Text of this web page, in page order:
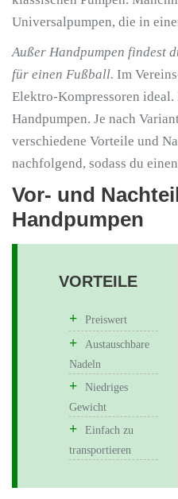
Universalpumpen, die in
Außer Handpumpen findest
für einen Fußball. Im
Elektro-Kompressoren ideal.
Handpumpen. Je nach
verschiedene Vorteile und
nachfolgend, sodass du
Vor- und
Handpumpen
VORTEILE
Preiswert
Austauschbare
Nadeln
Niedriges
Gewicht
Einfach zu
transportieren